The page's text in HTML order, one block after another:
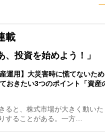
載
、投資を始めよう！」
産運用】大災害時に慌てないた
おきたい3つのポイント「資
ると、株式市場が大きく動いた
することがある。一方…